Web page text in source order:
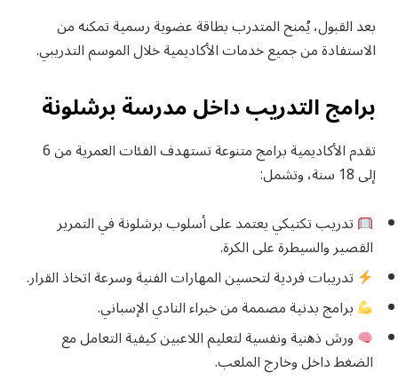
بعد القبول، يُمنح المتدرب بطاقة عضوية رسمية تمكنه من
الاستفادة من جميع خدمات الأكاديمية خلال الموسم التدريبي.
برامج التدريب داخل مدرسة برشلونة
تقدم الأكاديمية برامج متنوعة تستهدف الفئات العمرية من 6
إلى 18 سنة، وتشمل:
تدريب تكتيكي يعتمد على أسلوب برشلونة في التمرير
القصير والسيطرة على الكرة.
تدريبات فردية لتحسين المهارات الفنية وسرعة اتخاذ القرار.
برامج بدنية مصممة من خبراء النادي الإسباني.
ورش ذهنية ونفسية لتعليم اللاعبين كيفية التعامل مع
الضغط داخل وخارج الملعب.